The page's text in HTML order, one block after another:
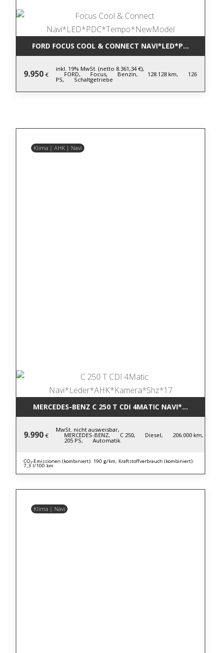
FORD FOCUS COOL & CONNECT
9.950 €
inkl. 19% MwSt. (netto 8.361,34 €),
FORD, Focus, Benzin, 128.128 km, 126
PS, Schaltgetriebe
Klima | AHK | Navi
MERCEDES-BENZ C 250 T CDI 4MATIC
9.990 €
MwSt. nicht ausweisbar,
MERCEDES-BENZ, C 250, Diesel, 206.000 km,
205 PS, Automatik
CO₂-Emissionen (kombiniert): 190 g/km, Kraftstoffverbrauch (kombiniert):
7,3 l/100 km
Klima | Navi